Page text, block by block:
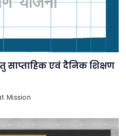
साप्ताहिक एवं दैनिक शिक्षण
Mission